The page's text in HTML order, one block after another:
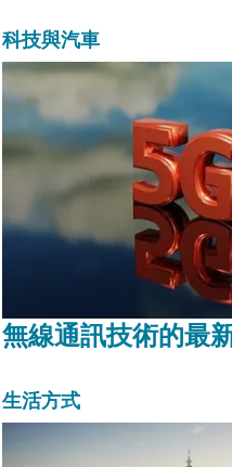
科技與汽車
無線通訊技術的最
生活方式